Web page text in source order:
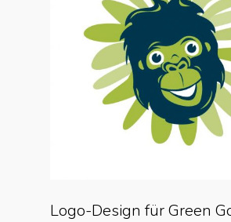
Logo-Design für Green